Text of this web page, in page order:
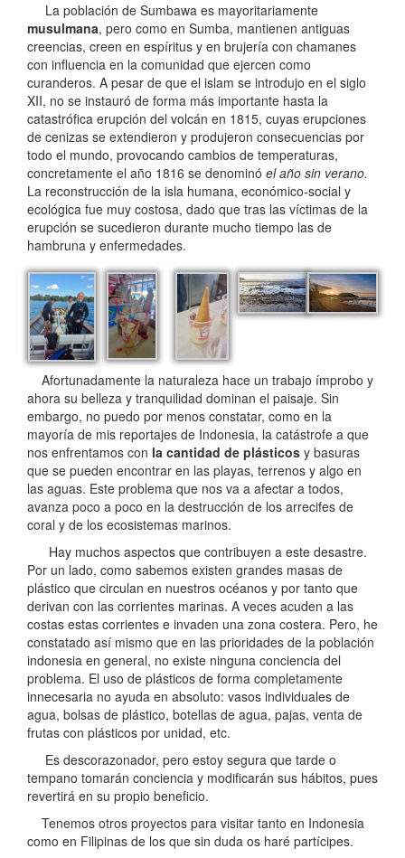
La población de Sumbawa es mayoritariamente
musulmana, pero como en Sumba, mantienen antiguas
creencias, creen en espíritus y en brujería con chamanes
con influencia en la comunidad que ejercen como
curanderos. A pesar de que el islam se introdujo en el siglo
XII, no se instauró de forma más importante hasta la
catastrófica erupción del volcán en 1815, cuyas erupciones
de cenizas se extendieron y produjeron consecuencias por
todo el mundo, provocando cambios de temperaturas,
concretamente el año 1816 se denominó el año sin verano.
La reconstrucción de la isla humana, económico-social y
ecológica fue muy costosa, dado que tras las víctimas de la
erupción se sucedieron durante mucho tiempo las de
hambruna y enfermedades.
Afortunadamente la naturaleza hace un trabajo ímprobo y
ahora su belleza y tranquilidad dominan el paisaje. Sin
embargo, no puedo por menos constatar, como en la
mayoría de mis reportajes de Indonesia, la catástrofe a que
nos enfrentamos con la cantidad de plásticos y basuras
que se pueden encontrar en las playas, terrenos y algo en
las aguas. Este problema que nos va a afectar a todos,
avanza poco a poco en la destrucción de los arrecifes de
coral y de los ecosistemas marinos.
Hay muchos aspectos que contribuyen a este desastre.
Por un lado, como sabemos existen grandes masas de
plástico que circulan en nuestros océanos y por tanto que
derivan con las corrientes marinas. A veces acuden a las
costas estas corrientes e invaden una zona costera. Pero, he
constatado así mismo que en las prioridades de la población
indonesia en general, no existe ninguna conciencia del
problema. El uso de plásticos de forma completamente
innecesaria no ayuda en absoluto: vasos individuales de
agua, bolsas de plástico, botellas de agua, pajas, venta de
frutas con plásticos por unidad, etc.
Es descorazonador, pero estoy segura que tarde o
tempano tomarán conciencia y modificarán sus hábitos, pues
revertirá en su propio beneficio.
Tenemos otros proyectos para visitar tanto en Indonesia
como en Filipinas de los que sin duda os haré partícipes.